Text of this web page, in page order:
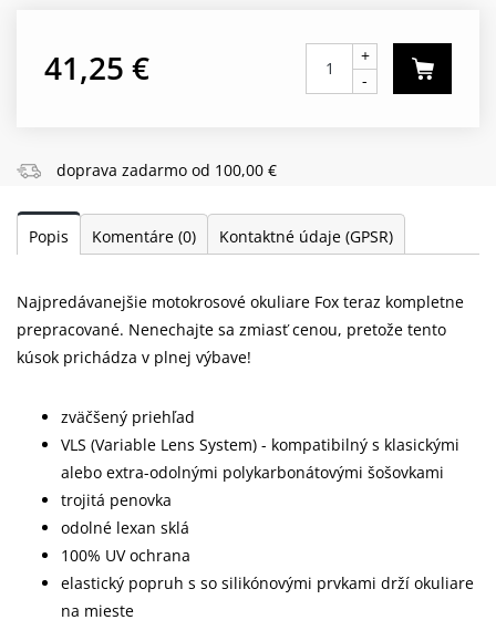
41,25 €
+
-
doprava zadarmo od 100,00 €
Popis Komentáre (0) Kontaktné údaje (GPSR)
Najpredávanejšie motokrosové okuliare Fox teraz kompletne
prepracované. Nenechajte sa zmiasť cenou, pretože tento
kúsok prichádza v plnej výbave!
zväčšený priehľad
VLS (Variable Lens System) - kompatibilný s klasickými
alebo extra-odolnými polykarbonátovými šošovkami
trojitá penovka
odolné lexan sklá
100% UV ochrana
elastický popruh s so silikónovými prvkami drží okuliare
na mieste